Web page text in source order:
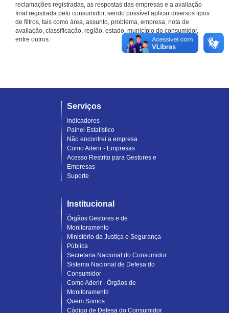
reclamações registradas, as respostas das empresas e a avaliação
final registrada pelo consumidor, sendo possível aplicar diversos tipos
de filtros, tais como área, assunto, problema, empresa, nota de
avaliação, classificação, região, estado, município do consumidor,
entre outros.
Serviços
Indicadores
Painel Estatístico
Não encontrei a empresa
Como Aderir - Empresas
Acesso Restrito para Gestores e
Empresas
Suporte
Institucional
Órgãos Gestores e de
Monitoramento
Ministério da Justiça e Segurança
Pública
Secretaria Nacional do Consumidor
Sistema Nacional de Defesa do
Consumidor
Como Aderir - Órgãos de
Monitoramento
Quem Somos
Código de Defesa do Consumidor